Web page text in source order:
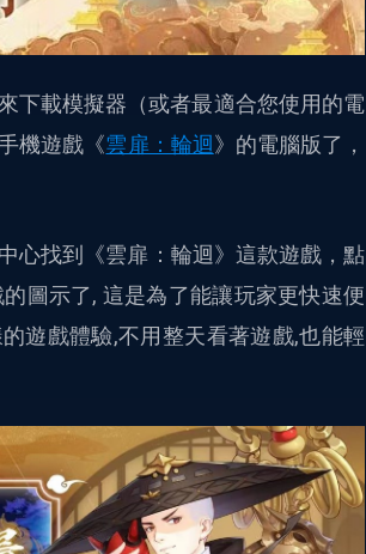
下載模擬器（或者最適合您使用的電
機遊戲《雲扉：輪迴》的電腦版了，
心找到《雲扉：輪迴》這款遊戲，點
圖示了, 這是為了能讓玩家更快速便
遊戲體驗,不用整天看著遊戲,也能輕